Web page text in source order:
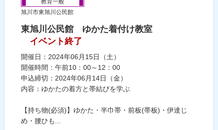
教育一般
旭川市東旭川公民館
東旭川公民館 ゆかた着付け教室
イベント終了
開催日：2024年06月15日（土）
開催時間：午前10：00～12：00
申込締切：2024年06月14日（金）
内容：ゆかたの着方と帯結びを学ぶ
【持ち物(必須)】ゆかた・半巾帯・前板(帯板)・伊達じ
め・腰ひも...